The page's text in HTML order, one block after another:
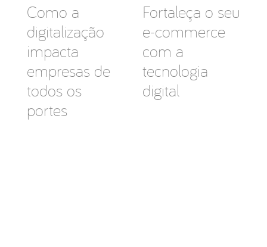
Como a
digitalização
impacta
empresas de
todos os
portes
Fortaleça o seu
e-commerce
com a
tecnologia
digital